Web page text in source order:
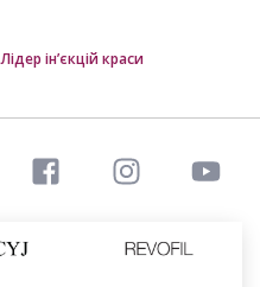
Лідер ін’єкцій краси